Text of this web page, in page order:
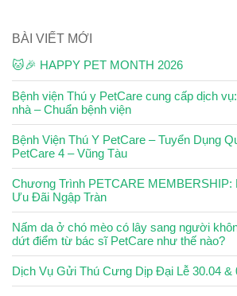
BÀI VIẾT MỚI
🐱🎉 HAPPY PET MONTH 2026
Bệnh viện Thú y PetCare cung cấp dịch
nhà – Chuẩn bệnh viện
Bệnh Viện Thú Y PetCare – Tuyển Dụng
PetCare 4 – Vũng Tàu
Chương Trình PETCARE MEMBERSHIP:
Ưu Đãi Ngập Tràn
Nấm da ở chó mèo có lây sang người
dứt điểm từ bác sĩ PetCare như thế nào?
Dịch Vụ Gửi Thú Cưng Dịp Đại Lễ 30.04 &